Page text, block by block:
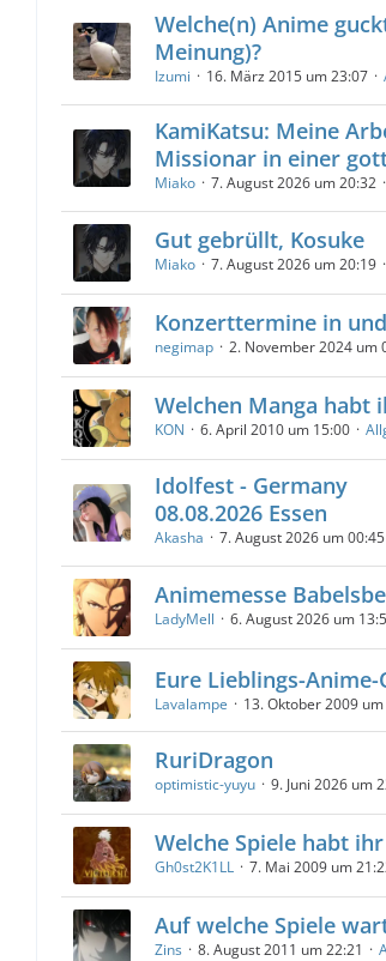
Welche(n) Anime
Meinung)?
Izumi 16. März 2015 um 23:07
KamiKatsu: Meine
Missionar in einer
Miako 7. August 2026 um 20:32
Gut gebrüllt, Kosuke
Miako 7. August 2026 um 20:19
Konzerttermine in
negimap 2. November 2024 um
Welchen Manga habt
KON 6. April 2010 um 15:00
Idolfest - Germany
08.08.2026 Essen
Akasha 7. August 2026 um 00:45
Animemesse
LadyMell 6. August 2026 um
Eure Lieblings-
Lavalampe 13. Oktober 2009
RuriDragon
optimistic-yuyu 9. Juni 2026 um
Welche Spiele habt
Gh0st2K1LL 7. Mai 2009 um
Auf welche Spiele
Zins 8. August 2011 um 22:21